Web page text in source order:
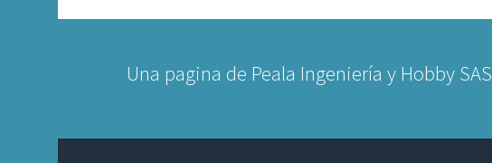
Una pagina de Peala Ingeniería y Hobby SAS